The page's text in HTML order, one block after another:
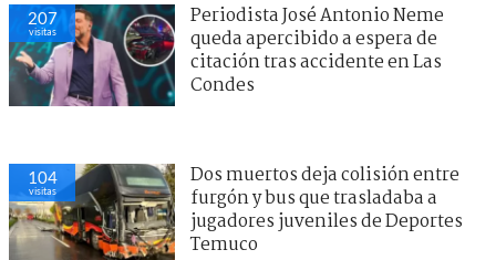
207
visitas
Periodista José Antonio Neme
queda apercibido a espera de
citación tras accidente en Las
Condes
104
visitas
Dos muertos deja colisión entre
furgón y bus que trasladaba a
jugadores juveniles de Deportes
Temuco